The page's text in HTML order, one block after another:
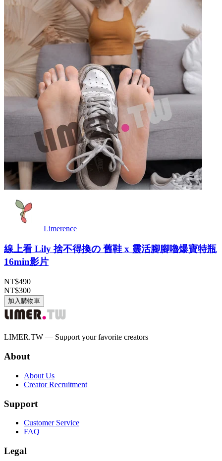
Limerence
線上看 Lily 捨不得換の 舊鞋 x 靈活腳腳嚕爆寶特瓶
16min影片
NT$490
NT$300
加入購物車
LIMER.TW — Support your favorite creators
About
About Us
Creator Recruitment
Support
Customer Service
FAQ
Legal